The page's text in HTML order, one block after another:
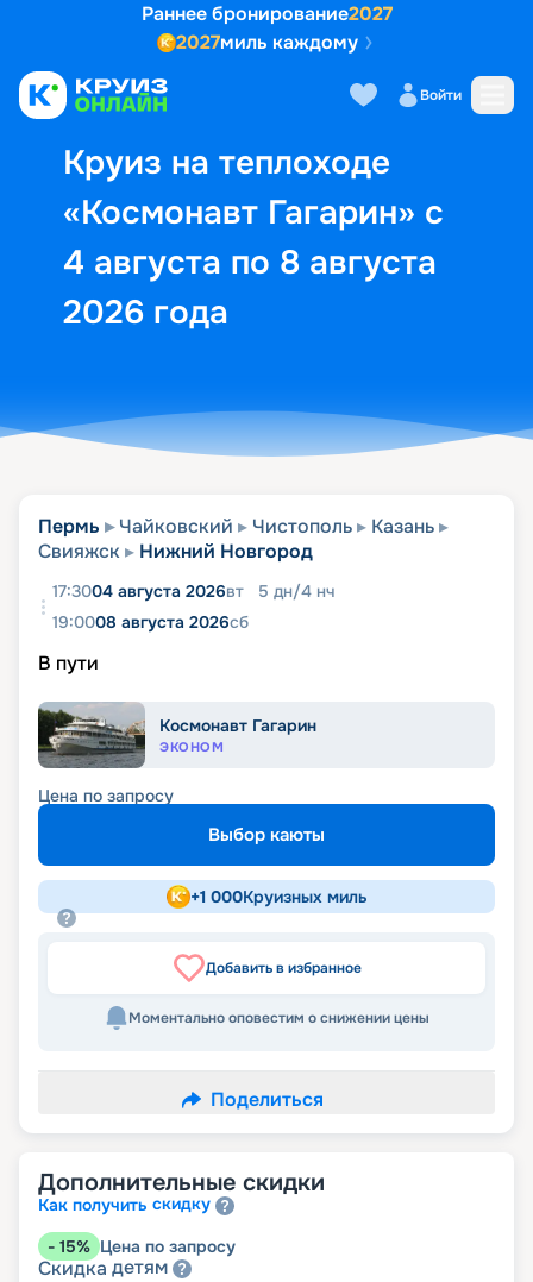
Раннее бронирование2027
2027миль каждому
Войти
Круиз на теплоходе
«Космонавт Гагарин» с
4 августа по 8 августа
2026 года
Выбор кают Маршрут и
Пермь Чайковский Чистополь
Казань
Свияжск
Нижний Новгород
17:3004 августа 2026вт 5 дн/4 нч
19:0008 августа 2026сб
В пути
Космонавт Гагарин
ЭКОНОМ
Цена по запросу
Выбор каюты
+1 000Круизных миль
Добавить в избранное
Моментально оповестим о снижении цены
Поделиться
Дополнительные скидки
Как получить скидку
- 15% Цена по запросу
Скидка детям